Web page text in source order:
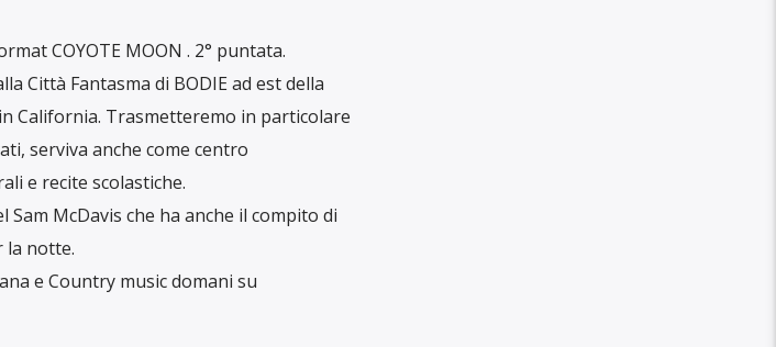
COYOTE MOON . 2° puntata.
Città Fantasma di BODIE ad est della
California. Trasmetteremo in particolare
serviva anche come centro
e recite scolastiche.
McDavis che ha anche il compito di
la notte.
e Country music domani su